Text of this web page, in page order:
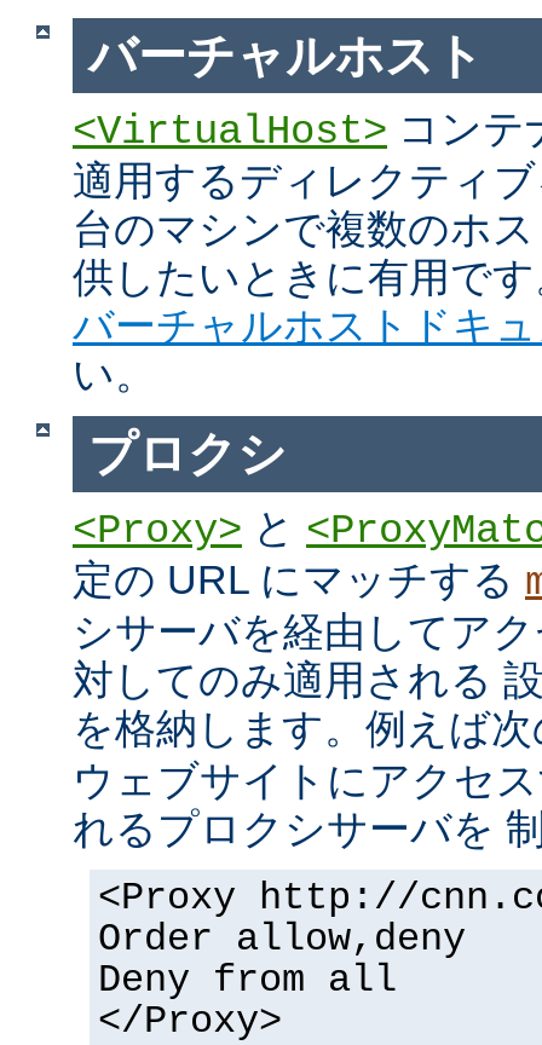
バーチャルホスト
<VirtualHost> コンテ
適用するディレクティ
台のマシンで複数のホ
供したいときに有用で
バーチャルホストドキ
い。
プロクシ
<Proxy> と
定の URL にマッチする
シサーバを経由してア
対してのみ適用される
を格納します。例えば
ウェブサイトにアクセ
れるプロクシサーバを
<Proxy http://
Order allow,deny
Deny from all
</Proxy>